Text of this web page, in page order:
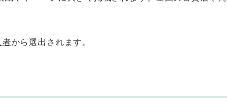
者から選出されます。